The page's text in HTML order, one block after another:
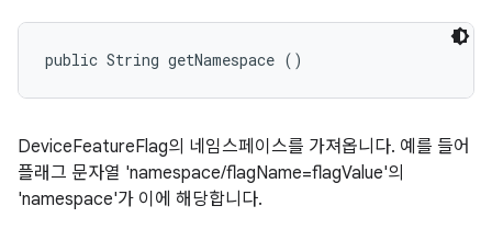
public String getNamespace ()
DeviceFeatureFlag의 네임스페이스를 가져옵니다. 예를 들어
플래그 문자열 'namespace/flagName=flagValue'의
'namespace'가 이에 해당합니다.